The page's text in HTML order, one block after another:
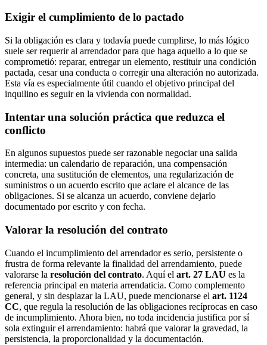
Exigir el cumplimiento de lo pactado
Si la obligación es clara y todavía puede cumplirse, lo más lógico
suele ser requerir al arrendador para que haga aquello a lo que se
comprometió: reparar, entregar un elemento, restituir una condición
pactada, cesar una conducta o corregir una alteración no autorizada.
Esta vía es especialmente útil cuando el objetivo principal del
inquilino es seguir en la vivienda con normalidad.
Intentar una solución práctica que reduzca el
conflicto
En algunos supuestos puede ser razonable negociar una salida
intermedia: un calendario de reparación, una compensación
concreta, una sustitución de elementos, una regularización de
suministros o un acuerdo escrito que aclare el alcance de las
obligaciones. Si se alcanza un acuerdo, conviene dejarlo
documentado por escrito y con fecha.
Valorar la resolución del contrato
Cuando el incumplimiento del arrendador es serio, persistente o
frustra de forma relevante la finalidad del arrendamiento, puede
valorarse la resolución del contrato. Aquí el art. 27 LAU es la
referencia principal en materia arrendaticia. Como complemento
general, y sin desplazar la LAU, puede mencionarse el art. 1124
CC, que regula la resolución de las obligaciones recíprocas en caso
de incumplimiento. Ahora bien, no toda incidencia justifica por sí
sola extinguir el arrendamiento: habrá que valorar la gravedad, la
persistencia, la proporcionalidad y la documentación.